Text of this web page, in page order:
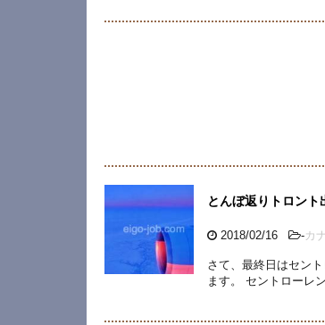
とんぼ返りトロン
2018/02/16 -カ
さて、最終日はセン
ます。 セントローレ